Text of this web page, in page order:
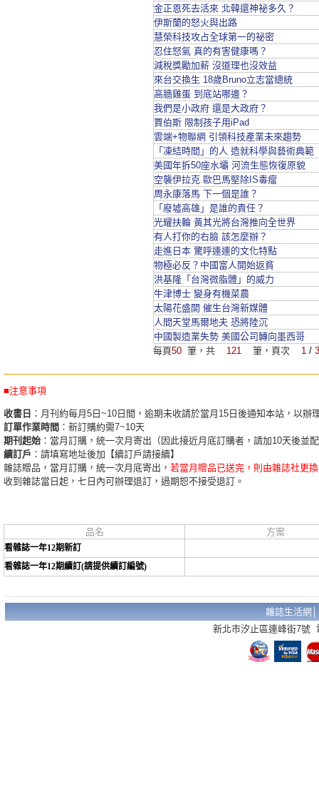
金正恩死去活來 北韓還神祕多久？
伊斯蘭的怒火與出路
慧榮科技攻占全球第一的祕密
忍住怒氣 真的有害健康嗎？
減稅獎勵加薪 沒道理也沒效益
來台交換生 18歲Bruno立志當總統
高牆雞蛋 到底站哪邊？
我們是小政府 還是大政府？
賈伯斯 限制孩子用iPad
雲端+物聯網 引領科技產業未來趨勢
「凍結時間」的人 造就科學與藝術典範
美國年拆50座水壩 河流生態恢復原貌
空襲伊拉克 歐巴馬堅除IS毒瘤
周永康落馬 下一個是誰？
「廢墟高雄」是誰的責任？
光耀扶輪 黃其光將台灣推向全世界
有人打你的右臉 該怎麼辦？
走進日本 驚呼連連的文化特點
物極必反？中國富人開始返貧
洪基隆「台灣微脂體」的威力
牛津博士 變身有機菜農
太陽花盛開 催生台灣新媒體
人間天堂馬爾地夫 恐將陸沉
中國製造業失勢 美國公司轉向墨西哥
每頁50 筆，共 121 筆，頁次 1 /
■注意事項
收書日 ：月刊約每月5日~10日間，逾期未收請於當月15日後通知本站，以辦
訂單作業時間 ：新訂購約需7~10天
期刊起始 ：當月訂購，統一次月寄出（因此接近月底訂購者，請加10天後並
續訂戶 ：請填寫地址後加【續訂戶請接續】
雜誌贈品，當月訂購，統一次月底寄出， 若當月贈品已送完，則由雜誌社更
收到雜誌當日起，七日內可辦理退訂，過期恕不接受退訂。
品名 方案
看雜誌一年12期新訂
看雜誌一年12期續訂(請提供續訂編號)
雜誌生活網
新北市汐止區連峰街7號